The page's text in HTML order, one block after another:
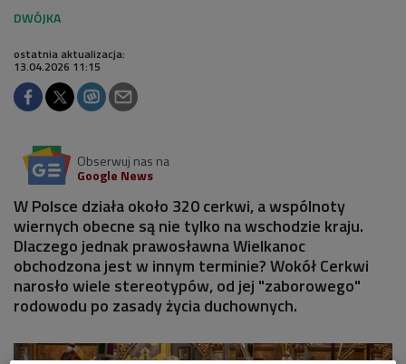
ostatnia aktualizacja:
13.04.2026 11:15
Obserwuj nas na
Google News
W Polsce działa około 320 cerkwi, a wspólnoty
wiernych obecne są nie tylko na wschodzie kraju.
Dlaczego jednak prawosławna Wielkanoc
obchodzona jest w innym terminie? Wokół Cerkwi
narosło wiele stereotypów, od jej "zaborowego"
rodowodu po zasady życia duchownych.